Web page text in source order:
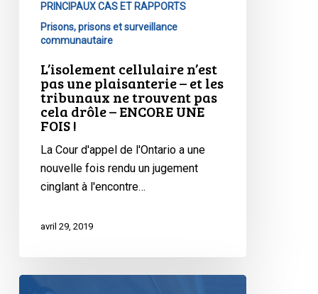
trouvent
drôle
ENCORE
PRINCIPAUX CAS ET RAPPORTS
Prisons, prisons et surveillance
communautaire
L’isolement cellulaire n’est
pas une plaisanterie – et les
tribunaux ne trouvent pas
cela drôle – ENCORE UNE
FOIS !
La Cour d'appel de l'Ontario a une
nouvelle fois rendu un jugement
cinglant à l'encontre…
avril 29, 2019